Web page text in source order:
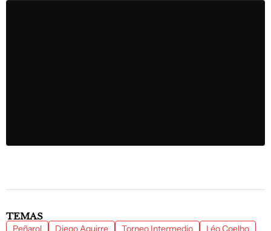
TEMAS
Peñarol Diego Aguirre Torneo Intermedio Léo Coelho